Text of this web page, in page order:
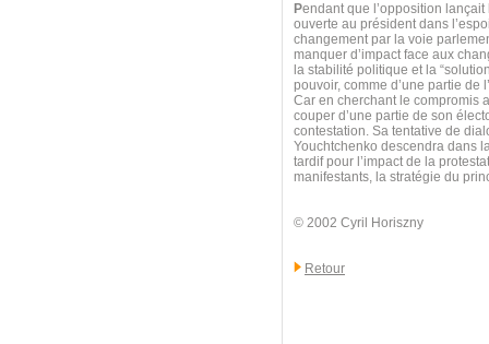
Pendant que l’opposition
ouverte au président dans
changement par la voie
manquer d’impact face aux
la stabilité politique et la
pouvoir, comme d’une partie de
Car en cherchant le compromis
couper d’une partie de son
contestation. Sa tentative de
Youchtchenko descendra dans
tardif pour l’impact de la
manifestants, la stratégie du
© 2002 Cyril Horiszny
Retour